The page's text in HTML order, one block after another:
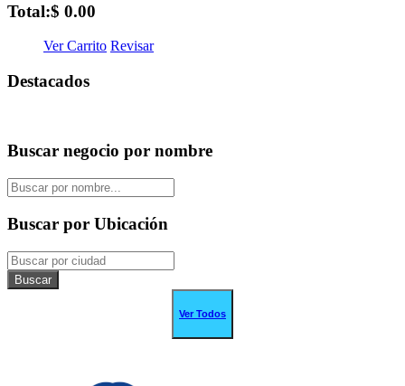
Total:$ 0.00
Ver Carrito Revisar
Destacados
Buscar negocio por nombre
Buscar por Ubicación
Buscar
Ver Todos